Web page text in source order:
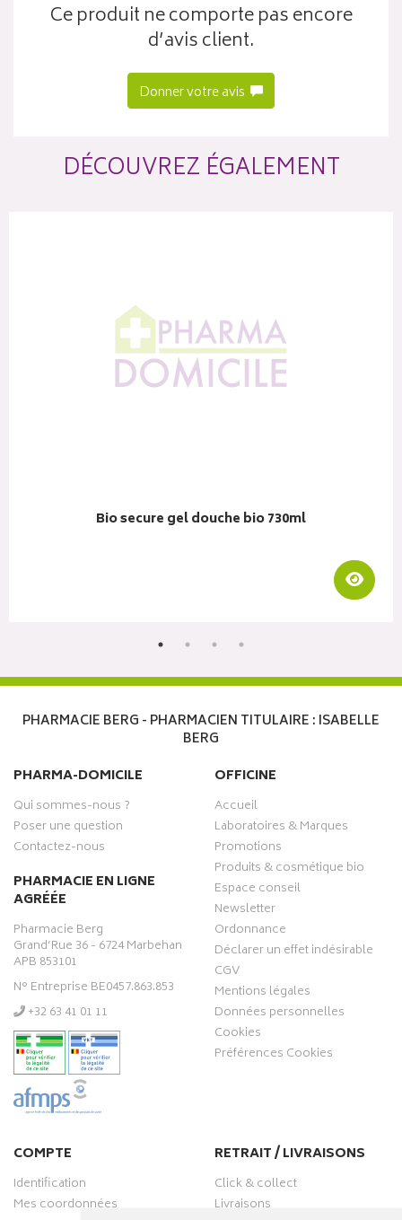
Ce produit ne comporte pas encore
d’avis client.
Donner votre avis
DÉCOUVREZ ÉGALEMENT
Bio secure gel douche bio 730ml
PHARMACIE BERG - PHARMACIEN TITULAIRE : ISABELLE
BERG
PHARMA-DOMICILE
Qui sommes-nous ?
Poser une question
Contactez-nous
PHARMACIE EN LIGNE
AGRÉÉE
Pharmacie Berg
Grand’Rue 36 - 6724 Marbehan
APB 853101
N° Entreprise BE0457.863.853
‭+32 63 41 01 11‬
OFFICINE
Accueil
Laboratoires & Marques
Promotions
Produits & cosmétique bio
Espace conseil
Newsletter
Ordonnance
Déclarer un effet indésirable
CGV
Mentions légales
Données personnelles
Cookies
Préférences Cookies
COMPTE
Identification
Mes coordonnées
RETRAIT / LIVRAISONS
Click & collect
Livraisons